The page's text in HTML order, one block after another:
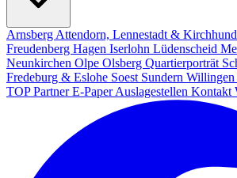
Arnsberg Attendorn, Lennestadt &
Freudenberg Hagen Iserlohn Lüdenscheid
Neunkirchen Olpe Olsberg Quartierporträt
Fredeburg & Eslohe Soest Sundern Willingen
TOP PartnerE-PaperAuslagestellen Kontakt